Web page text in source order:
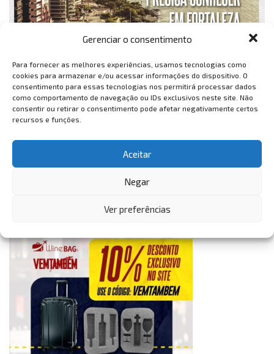
Gerenciar o consentimento
Para fornecer as melhores experiências, usamos tecnologias como
cookies para armazenar e/ou acessar informações do dispositivo. O
consentimento para essas tecnologias nos permitirá processar dados
como comportamento de navegação ou IDs exclusivos neste site. Não
consentir ou retirar o consentimento pode afetar negativamente certos
recursos e funções.
Aceitar
Negar
Ver preferências